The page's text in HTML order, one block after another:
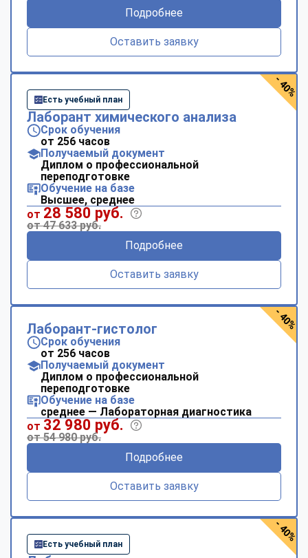
Подробнее
Оставить заявку
Есть учебный план
Лаборант химического анализа
Срок обучения
от 256 часов
Получаемый документ
Диплом о профессиональной
переподготовке
Обучение на базе
Высшее, среднее
от 28 580 руб.
от 47 633 руб.
Подробнее
Оставить заявку
- 40%
Лаборант-гистолог
Срок обучения
от 256 часов
Получаемый документ
Диплом о профессиональной
переподготовке
Обучение на базе
среднее — Лабораторная диагностика
от 32 980 руб.
от 54 980 руб.
Подробнее
Оставить заявку
- 40%
Есть учебный план
- 40%